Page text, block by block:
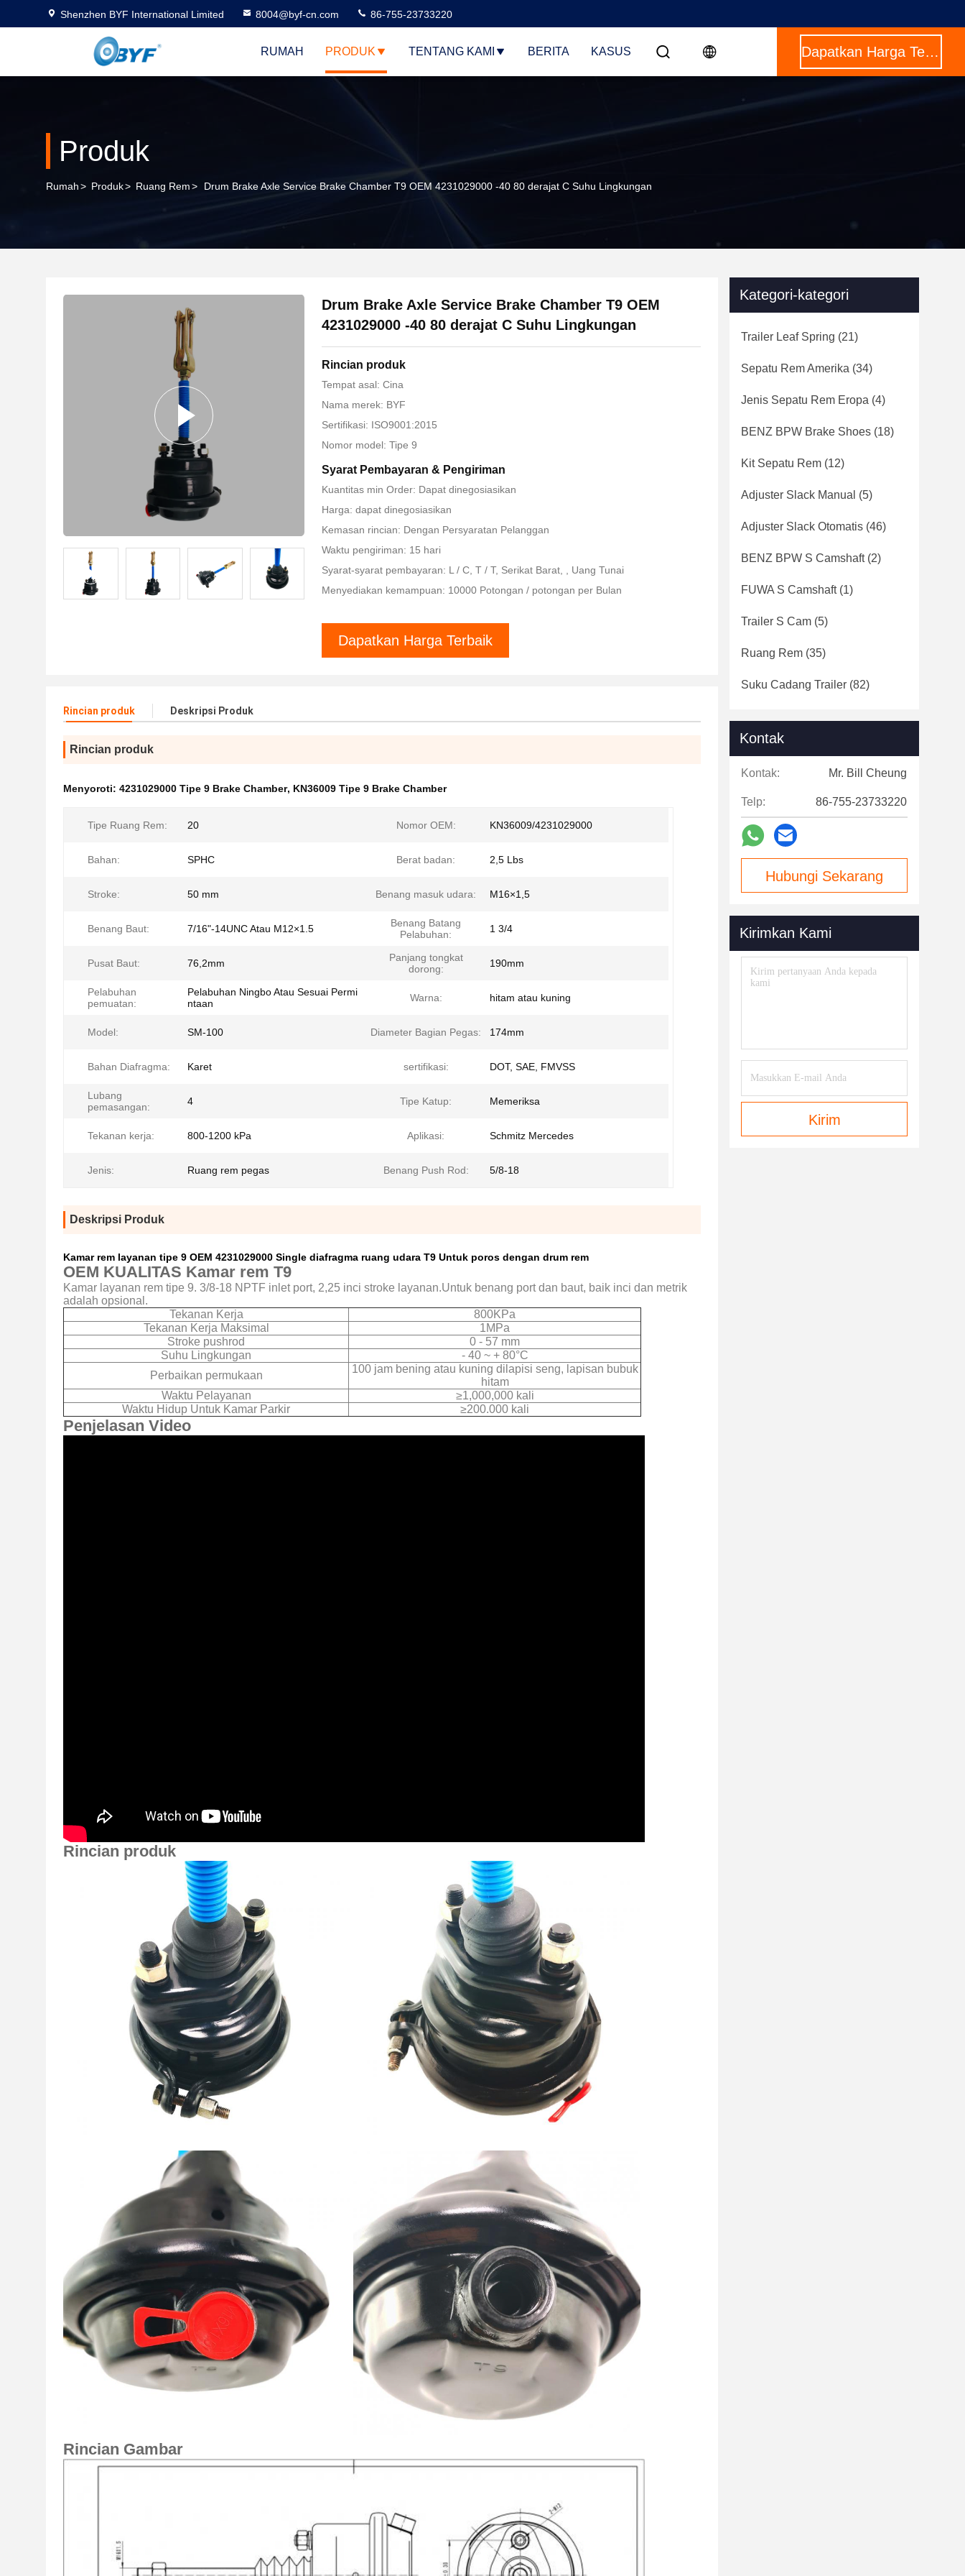
Shenzhen BYF International Limited 8004@byf-cn.com 86-755-23733220
RUMAH PRODUK TENTANG KAMI BERITA KASUS Dapatkan Harga Terbaik
Produk
Rumah> Produk> Ruang Rem> Drum Brake Axle Service Brake Chamber T9 OEM 4231029000 -40 80 derajat C Suhu Lingkungan
Drum Brake Axle Service Brake Chamber T9 OEM
4231029000 -40 80 derajat C Suhu Lingkungan
Rincian produk
Tempat asal: Cina
Nama merek: BYF
Sertifikasi: ISO9001:2015
Nomor model: Tipe 9
Syarat Pembayaran & Pengiriman
Kuantitas min Order: Dapat dinegosiasikan
Harga: dapat dinegosiasikan
Kemasan rincian: Dengan Persyaratan Pelanggan
Waktu pengiriman: 15 hari
Syarat-syarat pembayaran: L / C, T / T, Serikat Barat, , Uang Tunai
Menyediakan kemampuan: 10000 Potongan / potongan per Bulan
Dapatkan Harga Terbaik
Rincian produk Deskripsi Produk
Rincian produk
Menyoroti: 4231029000 Tipe 9 Brake Chamber, KN36009 Tipe 9 Brake Chamber
Tipe Ruang Rem: 20 Nomor OEM: KN36009/4231029000
Bahan: SPHC Berat badan: 2,5 Lbs
Stroke: 50 mm Benang masuk udara: M16×1,5
Benang Baut: 7/16"-14UNC Atau M12×1.5
Benang Batang
Pelabuhan:
1 3/4
Pusat Baut: 76,2mm
Panjang tongkat
dorong:
190mm
Pelabuhan
pemuatan:
Pelabuhan Ningbo Atau Sesuai Permi
ntaan
Warna: hitam atau kuning
Model: SM-100 Diameter Bagian Pegas: 174mm
Bahan Diafragma: Karet sertifikasi: DOT, SAE, FMVSS
Lubang
pemasangan:
4 Tipe Katup: Memeriksa
Tekanan kerja: 800-1200 kPa Aplikasi: Schmitz Mercedes
Jenis: Ruang rem pegas Benang Push Rod: 5/8-18
Deskripsi Produk
Kamar rem layanan tipe 9 OEM 4231029000 Single diafragma ruang udara T9 Untuk poros dengan drum rem
OEM KUALITAS Kamar rem T9
Kamar layanan rem tipe 9. 3/8-18 NPTF inlet port, 2,25 inci stroke layanan.Untuk benang port dan baut, baik inci dan metrik
adalah opsional.
Tekanan Kerja
800KPa
Tekanan Kerja Maksimal
1MPa
Stroke pushrod
0 - 57 mm
Suhu Lingkungan
- 40 ~ + 80°C
Perbaikan permukaan
100 jam bening atau kuning dilapisi seng, lapisan bubuk
hitam
Waktu Pelayanan
≥1,000,000 kali
Waktu Hidup Untuk Kamar Parkir
≥200.000 kali
Penjelasan Video
Rincian produk
Rincian Gambar
Kategori-kategori
Trailer Leaf Spring (21)
Sepatu Rem Amerika (34)
Jenis Sepatu Rem Eropa (4)
BENZ BPW Brake Shoes (18)
Kit Sepatu Rem (12)
Adjuster Slack Manual (5)
Adjuster Slack Otomatis (46)
BENZ BPW S Camshaft(2)
FUWA S Camshaft(1)
Trailer S Cam (5)
Ruang Rem (35)
Suku Cadang Trailer (82)
Kontak
Kontak: Mr. Bill Cheung
Telp: 86-755-23733220
Hubungi Sekarang
Kirimkan Kami
Kirim